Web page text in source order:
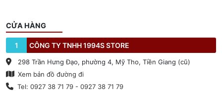
CỬA HÀNG
1 CÔNG TY TNHH 1994S STORE
298 Trần Hưng Đạo, phường 4, Mỹ Tho, Tiền Giang (cũ)
Xem bản đồ đường đi
Tel: 0927 38 71 79 - 0927 38 71 79